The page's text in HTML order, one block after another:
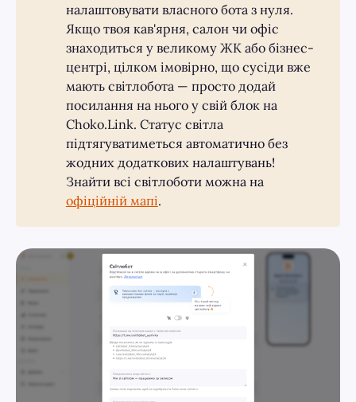
налаштовувати власного бота з нуля.
Якщо твоя кав'ярня, салон чи офіс
знаходиться у великому ЖК або бізнес-
центрі, цілком імовірно, що сусіди вже
мають світлобота — просто додай
посилання на нього у свій блок на
Choko.Link. Статус світла
підтягуватиметься автоматично без
жодних додаткових налаштувань!
Знайти всі світлоботи можна на
офіційній мапі.